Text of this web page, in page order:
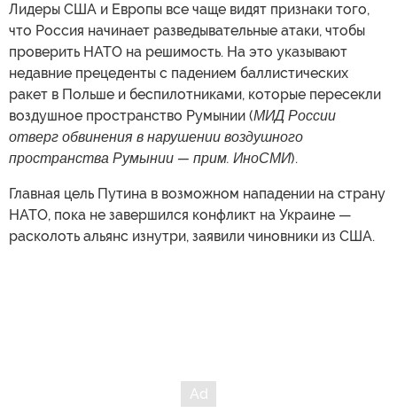
Лидеры США и Европы все чаще видят признаки того,
что Россия начинает разведывательные атаки, чтобы
проверить НАТО на решимость. На это указывают
недавние прецеденты с падением баллистических
ракет в Польше и беспилотниками, которые пересекли
воздушное пространство Румынии (МИД России
отверг обвинения в нарушении воздушного
пространства Румынии — прим. ИноСМИ).
Главная цель Путина в возможном нападении на страну
НАТО, пока не завершился конфликт на Украине —
расколоть альянс изнутри, заявили чиновники из США.